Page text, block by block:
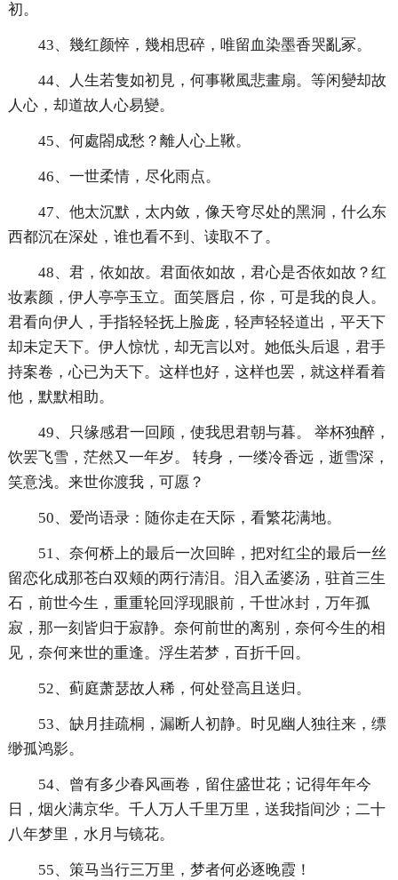
初。
43、幾红颜悴，幾相思碎，唯留血染墨香哭亂冢。
44、人生若隻如初見，何事鞦風悲畫扇。等闲變却故
人心，却道故人心易變。
45、何處閤成愁？離人心上鞦。
46、一世柔情，尽化雨点。
47、他太沉默，太内敛，像天穹尽处的黑洞，什么东
西都沉在深处，谁也看不到、读取不了。
48、君，依如故。君面依如故，君心是否依如故？红
妆素颜，伊人亭亭玉立。面笑唇启，你，可是我的良人。
君看向伊人，手指轻轻抚上脸庞，轻声轻轻道出，平天下
却未定天下。伊人惊忧，却无言以对。她低头后退，君手
持案卷，心已为天下。这样也好，这样也罢，就这样看着
他，默默相助。
49、只缘感君一回顾，使我思君朝与暮。 举杯独醉，
饮罢飞雪，茫然又一年岁。 转身，一缕冷香远，逝雪深，
笑意浅。来世你渡我，可愿？
50、爱尚语录：随你走在天际，看繁花满地。
51、奈何桥上的最后一次回眸，把对红尘的最后一丝
留恋化成那苍白双颊的两行清泪。泪入孟婆汤，驻首三生
石，前世今生，重重轮回浮现眼前，千世冰封，万年孤
寂，那一刻皆归于寂静。奈何前世的离别，奈何今生的相
见，奈何来世的重逢。浮生若梦，百折千回。
52、蓟庭萧瑟故人稀，何处登高且送归。
53、缺月挂疏桐，漏断人初静。时见幽人独往来，缥
缈孤鸿影。
54、曾有多少春风画卷，留住盛世花；记得年年今
日，烟火满京华。千人万人千里万里，送我指间沙；二十
八年梦里，水月与镜花。
55、策马当行三万里，梦者何必逐晚霞！